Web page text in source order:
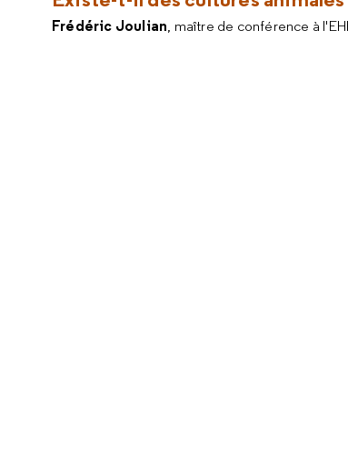
Frédéric Joulian, maître de conférence à